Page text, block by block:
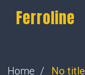
Ferroline
Home No title